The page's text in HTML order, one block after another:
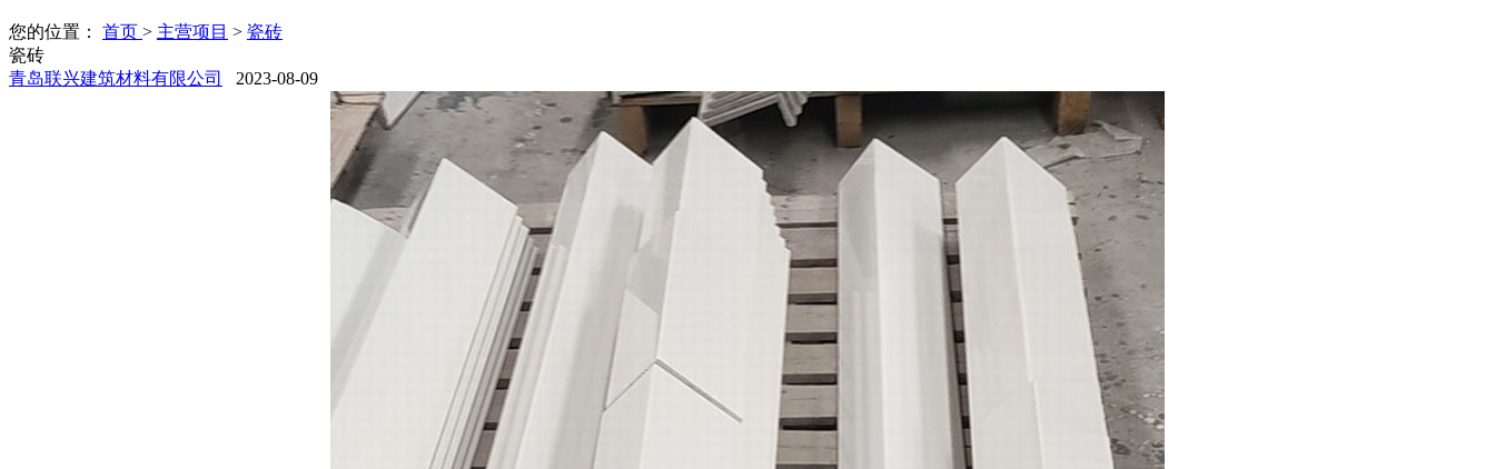
您的位置： 首页 > 主营项目 > 瓷砖
瓷砖
青岛联兴建筑材料有限公司
2023-08-09